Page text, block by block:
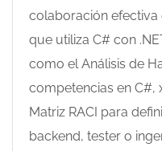
colaboración efectiva
que utiliza C# con
como el Análisis de
competencias en C#,
Matriz RACI para
backend, tester o